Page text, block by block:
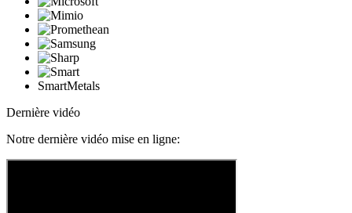
SmartMetals
Dernière vidéo
Notre dernière vidéo mise en ligne: